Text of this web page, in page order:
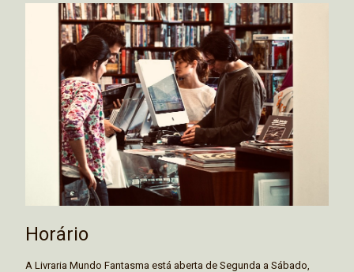
Horário
A Livraria Mundo Fantasma está aberta de Segunda a Sábado,